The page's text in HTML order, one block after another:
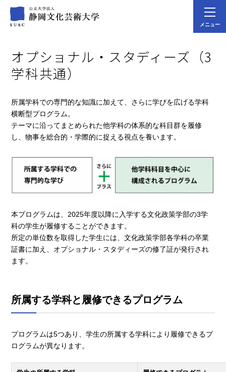
メニュー
オプショナル・スタディーズ（3
学科共通）
所属学科での専門的な知識に加えて、さらに学びを広げる学科
横断型プログラム。
テーマに沿ってまとめられた他学科の体系的な科目群を履修
し、物事を総合的・学際的に捉える視点を養います。
本プログラムは、2025年度以降に入学する文化政策学部の3学
科の学生が履修することができます。
所定の単位数を取得した学生には、文化政策学部各学科の卒業
証書に加え、オプショナル・スタディーズの修了証が発行され
ます。
所属する学科と履修できるプログラム
プログラムは5つあり、学生の所属する学科により履修できるプ
ログラムが異なります。